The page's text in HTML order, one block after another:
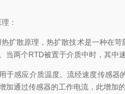
：
散原理，热扩散技术是一种在苛
当两个RTD被置于介质中时，其中
感应介质温度。流经速度传感器
加通过传感器的工作电流，此增加